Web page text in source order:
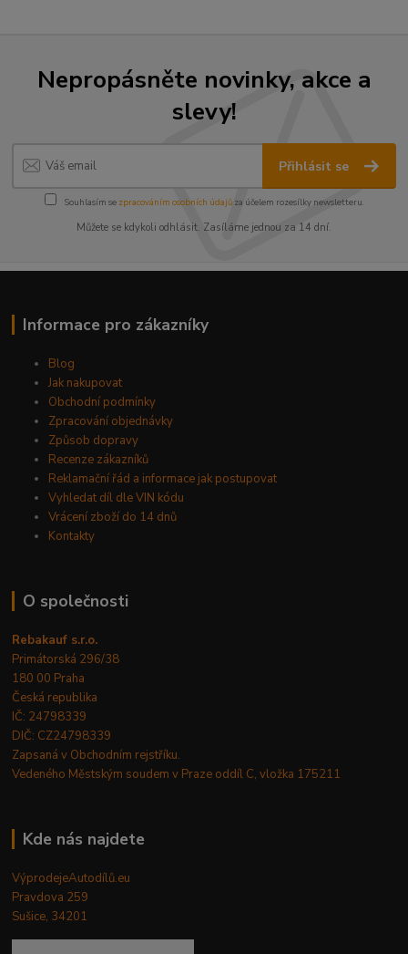
Nepropásněte novinky, akce a
slevy!
Přihlásit se
Souhlasím se zpracováním osobních údajůza účelem rozesílky newsletteru.
Můžete se kdykoli odhlásit. Zasíláme jednou za 14 dní.
Informace pro zákazníky
Blog
Jak nakupovat
Obchodní podmínky
Zpracování objednávky
Způsob dopravy
Recenze zákazníků
Reklamační řád a informace jak postupovat
Vyhledat díl dle VIN kódu
Vrácení zboží do 14 dnů
Kontakty
O společnosti
Rebakauf s.r.o.
Primátorská 296/38
180 00 Praha
Česká republika
IČ: 24798339
DIČ: CZ24798339
Zapsaná v Obchodním rejstříku.
Vedeného Městským soudem v Praze oddíl C, vložka 175211
Kde nás najdete
VýprodejeAutodílů.eu
Pravdova 259
Sušice, 34201